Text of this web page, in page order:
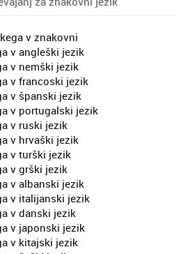
v znakovni
v angleški jezik
v nemški jezik
v francoski jezik
v španski jezik
v portugalski jezik
v ruski jezik
v hrvaški jezik
v turški jezik
v grški jezik
v albanski jezik
v italijanski jezik
v danski jezik
v japonski jezik
v kitajski jezik